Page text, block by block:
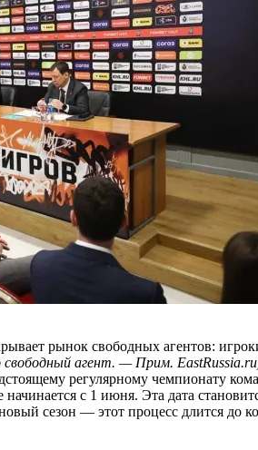
рынок свободных агентов:
свободный агент. — Прим.
регулярному чемпионату
с 1 июня. Эта дата
сезон — этот процесс длится до